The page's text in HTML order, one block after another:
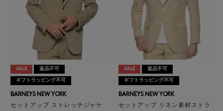
SALE 返品不可
ギフトラッピング不可
BARNEYS NEW YORK
セットアップ ストレッチジャケ
SALE 返品不可
ギフトラッピング不可
BARNEYS NEW YORK
セットアップ リネン素材ストラ